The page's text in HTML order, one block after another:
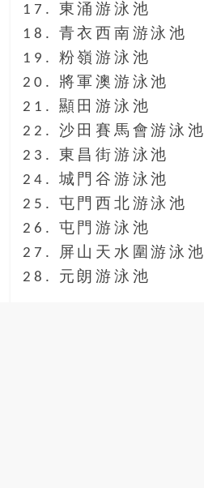
17. 東涌游泳池
18. 青衣西南游泳池
19. 粉嶺游泳池
20. 將軍澳游泳池
21. 顯田游泳池
22. 沙田賽馬會游泳池
23. 東昌街游泳池
24. 城門谷游泳池
25. 屯門西北游泳池
26. 屯門游泳池
27. 屏山天水圍游泳池
28. 元朗游泳池